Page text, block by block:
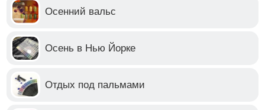
Осенний вальс
Осень в Нью Йорке
Отдых под пальмами